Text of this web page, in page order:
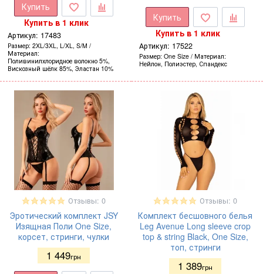
Купить
Купить в 1 клик
Артикул: 17483
Размер 2XL/3XL, L/XL, S/M
Материал
Поливинилхлоридное волокно 5%,
Вискозный шёлк 85%, Эластан 10%
Купить
Купить в 1 клик
Артикул: 17522
Размер One Size
Материал
Нейлон, Полиэстер, Спандекс
Отзывы: 0
Эротический комплект JSY
Изящная Поли One Size,
корсет, стринги, чулки
1 449грн
Отзывы: 0
Комплект бесшовного белья
Leg Avenue Long sleeve crop
top & string Black, One Size,
топ, стринги
1 389грн